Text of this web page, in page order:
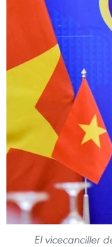
El vicecanciller